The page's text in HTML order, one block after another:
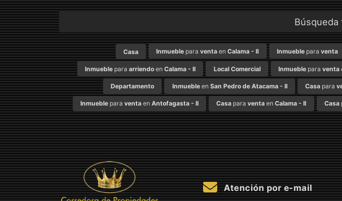
Casa Inmueble paraventa enCalama - II Inmueblepara venta
Inmueble paraarriendo enCalama - II Local Comercial Inmueble para venta
Departamento Inmuebleen San Pedro de Atacama - II Casa para
Inmueblepara ventaen Antofagasta - II Casa paraventa enCalama - II Casa
Atención por e-mail